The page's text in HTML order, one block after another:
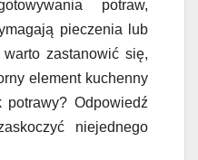
potraw,
pieczenia lub
zastanowić się,
element kuchenny
potrawy? Odpowiedź
niejednego